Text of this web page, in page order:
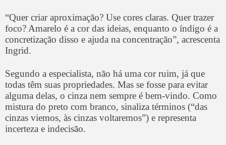
“Quer criar aproximação? Use cores claras. Quer trazer
foco? Amarelo é a cor das ideias, enquanto o índigo é a
concretização disso e ajuda na concentração”, acrescenta
Ingrid.
Segundo a especialista, não há uma cor ruim, já que
todas têm suas propriedades. Mas se fosse para evitar
alguma delas, o cinza nem sempre é bem-vindo. Como
mistura do preto com branco, sinaliza términos (“das
cinzas viemos, às cinzas voltaremos”) e representa
incerteza e indecisão.